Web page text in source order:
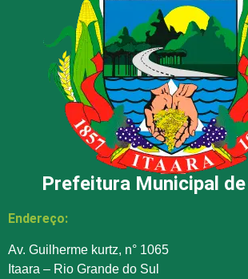
Prefeitura Municipal
Endereço:
Av. Guilherme kurtz, n° 1065
Itaara – Rio Grande do Sul